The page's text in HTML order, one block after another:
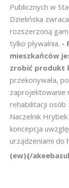
Publicznych w
Dzielińska
rozszerzoną
tylko pływalnia. -
mieszkańców
zrobić produkt
przekonywała,
zaprojektowanie
rehabilitacji osób
Naczelnik
koncepcja
urządzeniami do
(ew){/